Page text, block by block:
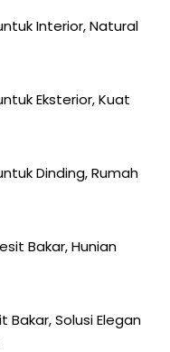
Interior, Natural
Eksterior, Kuat
Dinding, Rumah
Bakar, Hunian
Bakar, Solusi Elegan